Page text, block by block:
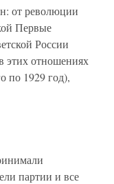
от революции
Первые
России
этих отношениях
по 1929 год),
партии и все